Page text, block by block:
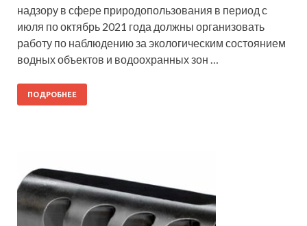
надзору в сфере природопользования в период с
июля по октябрь 2021 года должны организовать
работу по наблюдению за экологическим состоянием
водных объектов и водоохранных зон …
ПОДРОБНЕЕ